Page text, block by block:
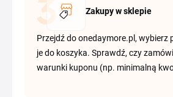
Zakupy w sklepie
Przejdź do onedaymore.pl, wybierz
je do koszyka. Sprawdź, czy
warunki kuponu (np. minimalną